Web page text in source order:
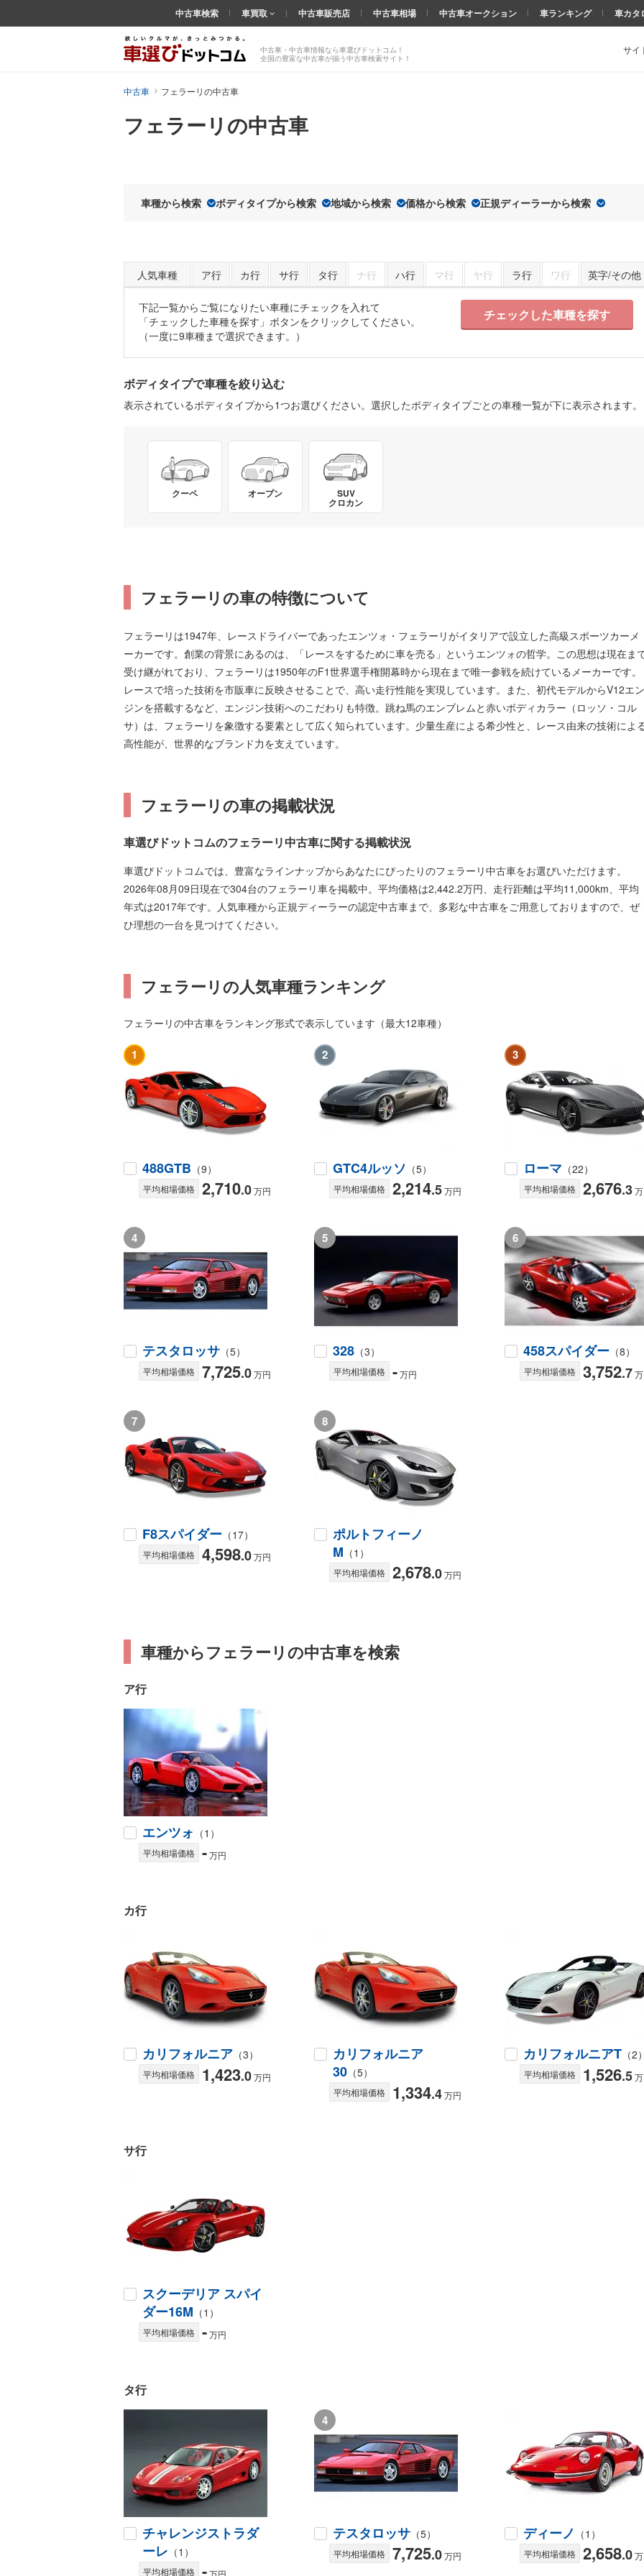
フェラーリの中古車
中古車・中古車情報なら車選びドットコム！
全国の豊富な中古車が揃う中古車検索サイト！
サイ
中古車検索 車買取 中古車販売店 中古車相場 中古車オークション 車ランキング 車カタ
中古車 フェラーリの中古車
車種から検索 ボディタイプから検索 地域から検索 価格から検索 正規ディーラーから検索
人気車種 ア行 カ行 サ行 タ行 ナ行 ハ行 マ行 ヤ行 ラ行 ワ行 英字/その他
下記一覧からご覧になりたい車種にチェックを入れて
「チェックした車種を探す」ボタンをクリックしてください。
（一度に9車種まで選択できます。）
チェックした車種を探す
ボディタイプで車種を絞り込む
表示されているボディタイプから1つお選びください。選択したボディタイプごとの車種一覧が下に表示されます。
クーペ オープン SUV
クロカン
フェラーリの車の特徴について
フェラーリは1947年、レースドライバーであったエンツォ・フェラーリがイタリアで設立した高級スポーツカーメ
ーカーです。創業の背景にあるのは、「レースをするために車を売る」というエンツォの哲学。この思想は現在ま
受け継がれており、フェラーリは1950年のF1世界選手権開幕時から現在まで唯一参戦を続けているメーカーです。
レースで培った技術を市販車に反映させることで、高い走行性能を実現しています。また、初代モデルからV12エン
ジンを搭載するなど、エンジン技術へのこだわりも特徴。跳ね馬のエンブレムと赤いボディカラー（ロッソ・コル
サ）は、フェラーリを象徴する要素として広く知られています。少量生産による希少性と、レース由来の技術によ
高性能が、世界的なブランド力を支えています。
フェラーリの車の掲載状況
車選びドットコムのフェラーリ中古車に関する掲載状況
車選びドットコムでは、豊富なラインナップからあなたにぴったりのフェラーリ中古車をお選びいただけます。
2026年08月09日現在で304台のフェラーリ車を掲載中。平均価格は2,442.2万円、走行距離は平均11,000km、平均
年式は2017年です。人気車種から正規ディーラーの認定中古車まで、多彩な中古車をご用意しておりますので、ぜ
ひ理想の一台を見つけてください。
フェラーリの人気車種ランキング
フェラーリの中古車をランキング形式で表示しています（最大12車種）
1
488GTB （9）
平均相場価格 2,710.0万円
2
GTC4ルッソ （5）
平均相場価格 2,214.5万円
3
ローマ （22）
平均相場価格 2,676.3
4
テスタロッサ （5）
平均相場価格 7,725.0万円
5
328 （3）
平均相場価格 -万円
6
458スパイダー （8）
平均相場価格 3,752.7
7
F8スパイダー （17）
平均相場価格 4,598.0万円
8
ポルトフィーノ
M （1）
平均相場価格 2,678.0万円
車種からフェラーリの中古車を検索
ア行
エンツォ （1）
平均相場価格 -万円
カ行
カリフォルニア （3）
平均相場価格 1,423.0万円
カリフォルニア
30 （5）
平均相場価格 1,334.4万円
カリフォルニアT （2
平均相場価格 1,526.5
サ行
スクーデリア スパイ
ダー16M （1）
平均相場価格 -万円
タ行
チャレンジストラダ
ーレ （1）
平均相場価格 -
4
テスタロッサ （5）
平均相場価格 7,725.0万円
ディーノ （1）
平均相場価格 2,658.0